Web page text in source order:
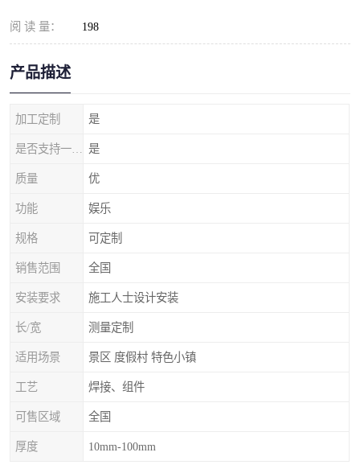
阅 读 量： 198
产品描述
加工定制 是
是
质量 优
功能 娱乐
规格 可定制
销售范围 全国
安装要求 施工人士设计安装
长/宽 测量定制
适用场景 景区 度假村 特色小镇
工艺 焊接、组件
可售区域 全国
厚度 10mm-100mm